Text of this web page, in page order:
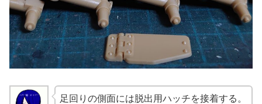
足回りの側面には脱出用ハッチを接着する。